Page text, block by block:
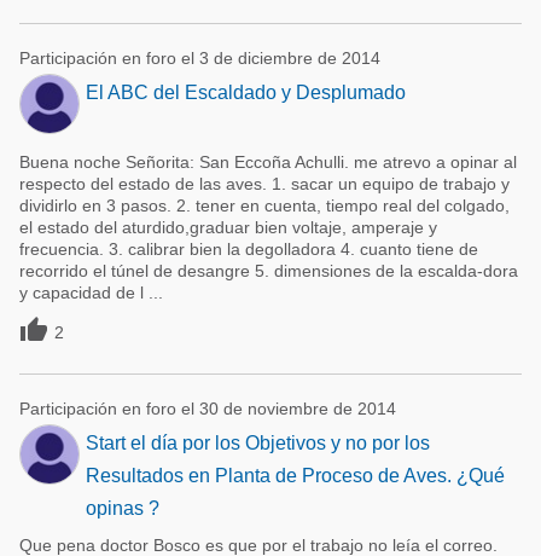
Participación en foro el 3 de diciembre de 2014
El ABC del Escaldado y Desplumado
Buena noche Señorita: San Eccoña Achulli. me atrevo a opinar al
respecto del estado de las aves. 1. sacar un equipo de trabajo y
dividirlo en 3 pasos. 2. tener en cuenta, tiempo real del colgado,
el estado del aturdido,graduar bien voltaje, amperaje y
frecuencia. 3. calibrar bien la degolladora 4. cuanto tiene de
recorrido el túnel de desangre 5. dimensiones de la escalda-dora
y capacidad de l ...
 2
Participación en foro el 30 de noviembre de 2014
Start el día por los Objetivos y no por los
Resultados en Planta de Proceso de Aves. ¿Qué
opinas ?
Que pena doctor Bosco es que por el trabajo no leía el correo.